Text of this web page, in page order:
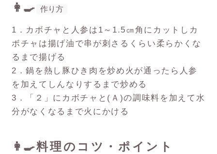
👩‍🍳 作り方
1．カボチャと人参は1～1.5㎝角にカットしカ
ボチャは揚げ油で串が刺さるくらい柔らかくな
るまで揚げる
2．鍋を熱し豚ひき肉を炒め火が通ったら人参
を加えてしんなりするまで炒める
3．「２」にカボチャと(Ａ)の調味料を加えて水
分がなくなるまで火にかける
👩‍🍳料理のコツ・ポイント